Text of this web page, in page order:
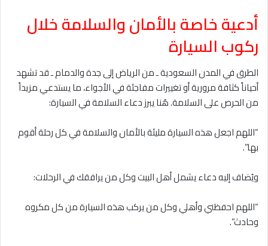
أدعية خاصة بالأمان والسلامة خلال
ركوب السيارة
الطرق في المدن السعودية ـ من الرياض إلى جدة والدمام ـ قد تشهد
أحياناً كثافة مرورية أو تغييرات مفاجئة في الأجواء، ما يستدعي مزيداً
من الحرص على السلامة. هُنا يبرز دعاء السلامة في السيارة:
“اللهم اجعل هذه السيارة مليئة بالأمان والسلامة في كل رحلة أقوم
بها”.
ويُضاف إليه دعاء يشمل أهل البيت وكل من يرافقك في الرحلات:
“اللهم احفظني وأهلي وكل من يركب هذه السيارة من كل مكروه
وحادث”.